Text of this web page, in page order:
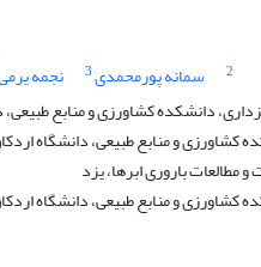
2 سمانه پورمحمدی3 نجمه
دانشکده کشاورزی و منابع طبیعی،
و منابع طبیعی، دانشگاه
مطالعات باروری ابرها، یزد
کشاورزی و منابع طبیعی، دانشگاه